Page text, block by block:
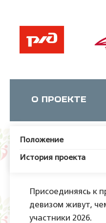
О ПРОЕКТЕ
Положение
История проекта
Присоединяясь к
девизом живут,
участники 2026.